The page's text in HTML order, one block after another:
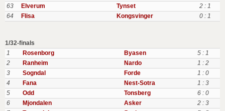
63
Elverum Tynset
2 : 1
64
Flisa Kongsvinger 0 : 1
1/32-finals
1
Rosenborg Byasen
5 : 1
2
Ranheim Nardo
1 : 2
3
Sogndal Forde
1 : 0
4
Fana Nest-Sotra
1 : 3
5
Odd Tonsberg
6 : 0
6
Mjondalen Asker
2 : 3